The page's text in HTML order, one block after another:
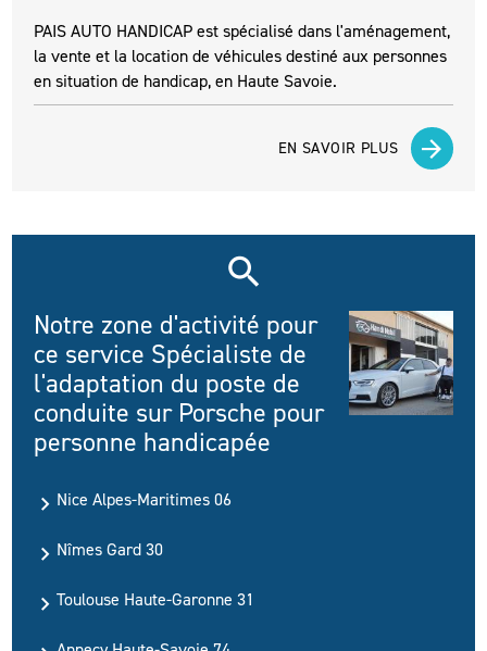
PAIS AUTO HANDICAP est spécialisé dans l'aménagement,
la vente et la location de véhicules destiné aux personnes
en situation de handicap, en Haute Savoie.
EN SAVOIR PLUS
Notre zone d'activité pour
ce service Spécialiste de
l'adaptation du poste de
conduite sur Porsche pour
personne handicapée
Nice Alpes-Maritimes 06
Nîmes Gard 30
Toulouse Haute-Garonne 31